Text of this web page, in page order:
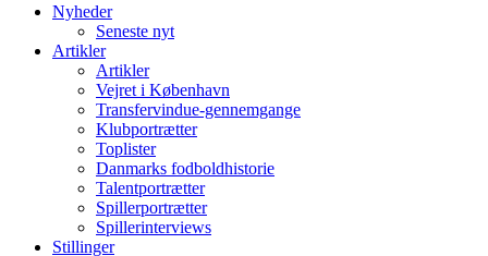
Nyheder
Seneste nyt
Artikler
Artikler
Vejret i København
Transfervindue-gennemgange
Klubportrætter
Toplister
Danmarks fodboldhistorie
Talentportrætter
Spillerportrætter
Spillerinterviews
Stillinger